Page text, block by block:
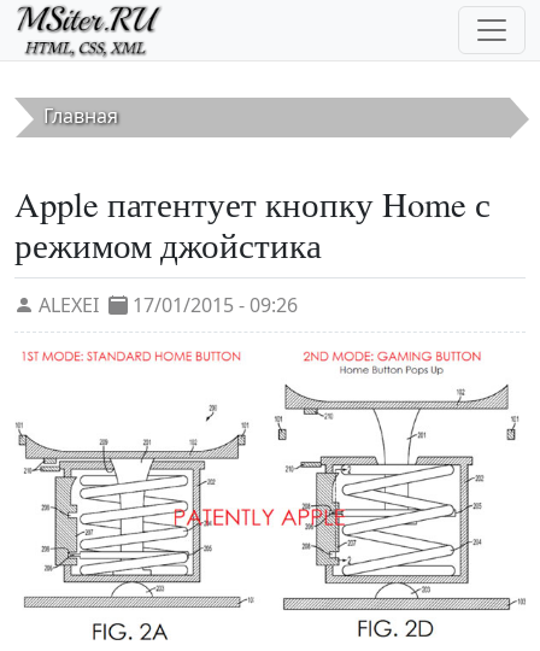
Перейти к основному содержанию
Главная
Apple патентует кнопку Home с
режимом джойстика
ALEXEI 17/01/2015 - 09:26